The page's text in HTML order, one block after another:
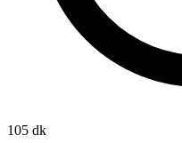
105 dk